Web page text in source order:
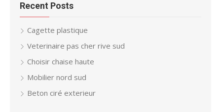
Recent Posts
Cagette plastique
Veterinaire pas cher rive sud
Choisir chaise haute
Mobilier nord sud
Beton ciré exterieur